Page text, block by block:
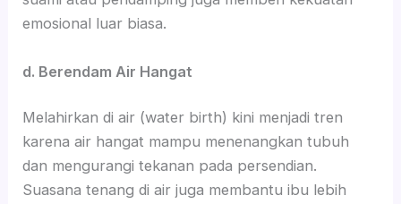
emosional luar biasa.
d. Berendam Air Hangat
Melahirkan di air (water birth) kini menjadi tren
karena air hangat mampu menenangkan tubuh
dan mengurangi tekanan pada persendian.
Suasana tenang di air juga membantu ibu lebih